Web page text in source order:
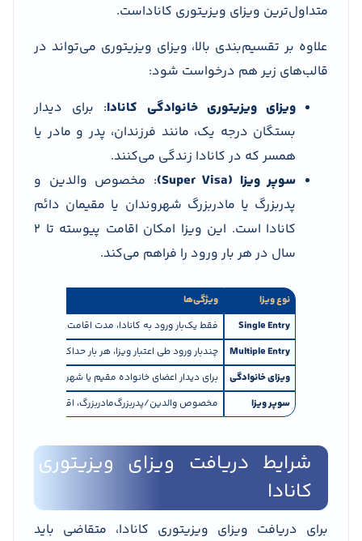
متداول‌ترین ویزای ویزیتوری کاناداست.
علاوه بر تقسیم‌بندی بالا، ویزای ویزیتوری می‌تواند در
قالب‌های زیر هم درخواست شود:
ویزای ویزیتوری خانوادگی کانادا: برای دیدار
بستگان درجه یک، مانند فرزندان، پدر و مادر یا
همسر که در کانادا زندگی می‌کنند.
سوپر ویزا (Super Visa)
: مخصوص والدین و
پدربزرگ یا مادربزرگ شهروندان یا مقیمان دائم
کانادا است. این ویزا امکان اقامت پیوسته تا ۲
سال در هر بار ورود را فراهم می‌کند.
نوع ویزا
ویژگی‌ها
Single Entry
فقط یک‌بار ورود به کانادا، مدت اقامت حداکثر ۶ ماه
Multiple Entry
چندبار ورود طی اعتبار ویزا، هر بار حداکثر ۶ ماه
ویزای خانوادگی
برای دیدار اعضای خانواده مقیم یا شهروند کانادا
سوپر ویزا
مخصوص والدین/پدربزرگ‌مادربزرگ، اقامت تا ۲ سال، نیاز به بیمه پزشکی
شرایط دریافت ویزای ویزیتوری
کانادا
برای دریافت ویزای ویزیتوری کانادا، متقاضی باید